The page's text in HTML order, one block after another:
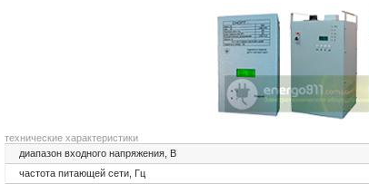
технические характеристики
диапазон входного напряжения, В
частота питающей сети, Гц